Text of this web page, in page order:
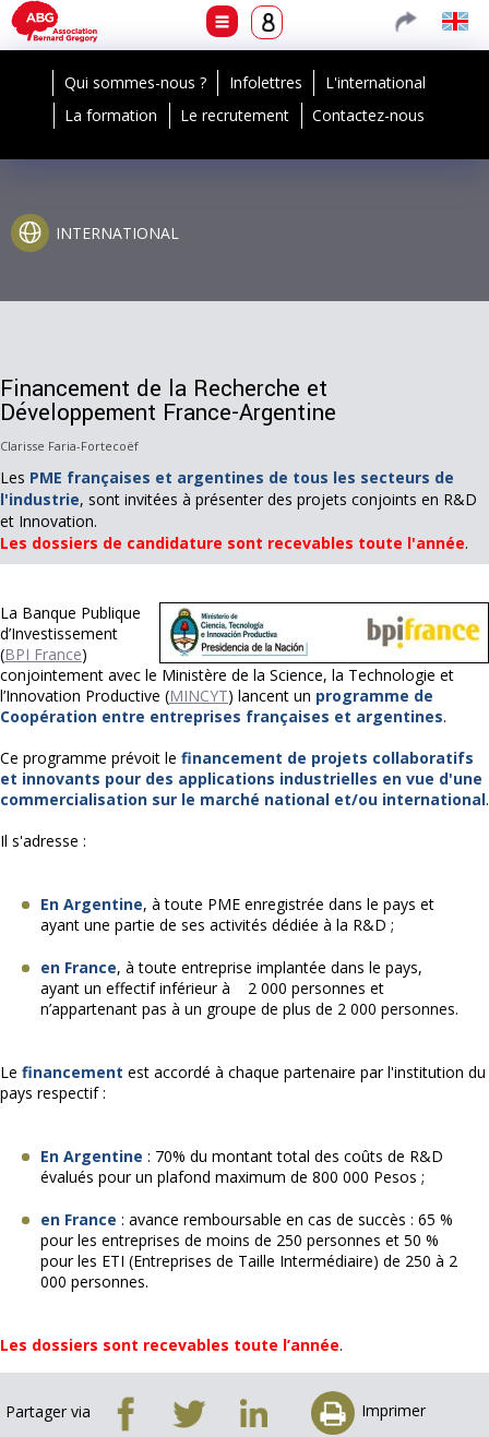
Qui sommes-nous ? Infolettres
L'international
La formation
Le recrutement Contactez-nous
INTERNATIONAL
Financement de la Recherche et
Développement France-Argentine
Clarisse Faria-Fortecoëf
Les PME françaises et argentines de tous les secteurs de
l'industrie, sont invitées à présenter des projets conjoints en R&D
et Innovation.
Les dossiers de candidature sont recevables toute l'année.
La Banque Publique
d’Investissement
(BPI France)
conjointement avec le Ministère de la Science, la Technologie et
l’Innovation Productive (MINCYT) lancent un programme de
Coopération entre entreprises françaises et argentines.
Ce programme prévoit le financement de projets collaboratifs
et innovants pour des applications industrielles en vue d'une
commercialisation sur le marché national et/ou international.
Il s'adresse :
En Argentine, à toute PME enregistrée dans le pays et
ayant une partie de ses activités dédiée à la R&D ;
en France, à toute entreprise implantée dans le pays,
ayant un effectif inférieur à 2 000 personnes et
n’appartenant pas à un groupe de plus de 2 000 personnes.
Le financement est accordé à chaque partenaire par l'institution du
pays respectif :
En Argentine : 70% du montant total des coûts de R&D
évalués pour un plafond maximum de 800 000 Pesos ;
en France : avance remboursable en cas de succès : 65 %
pour les entreprises de moins de 250 personnes et 50 %
pour les ETI (Entreprises de Taille Intermédiaire) de 250 à 2
000 personnes.
Les dossiers sont recevables toute l’année.
Partager via Imprimer